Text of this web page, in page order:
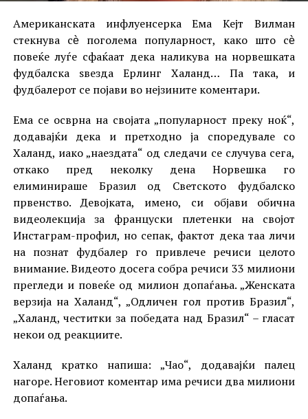
Американската инфлуенсерка Ема Кејт Вилман
стекнува сѐ поголема популарност, како што сѐ
повеќе луѓе сфаќаат дека наликува на норвешката
фудбалска ѕвезда Ерлинг Халанд… Па така, и
фудбалерот се појави во нејзините коментари.
Ема се осврна на својата „популарност преку ноќ“,
додавајќи дека и претходно ја споредувале со
Халанд, иако „наездата“ од следачи се случува сега,
откако пред неколку дена Норвешка го
елиминираше Бразил од Светското фудбалско
првенство. Девојката, имено, си објави обична
видеолекција за француски плетенки на својот
Инстаграм-профил, но сепак, фактот дека таа личи
на познат фудбалер го привлече речиси целото
внимание. Видеото досега собра речиси 33 милиони
прегледи и повеќе од милион допаѓања. „Женската
верзија на Халанд“, „Одличен гол против Бразил“,
„Халанд, честитки за победата над Бразил“ – гласат
некои од реакциите.
Халанд кратко напиша: „Чао“, додавајќи палец
нагоре. Неговиот коментар има речиси два милиони
допаѓања.